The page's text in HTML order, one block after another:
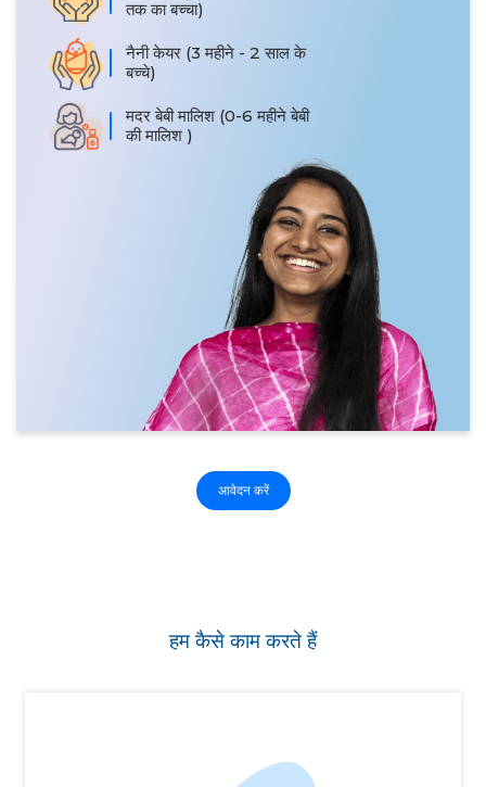
तक का बच्चा)
नैनी केयर (3 महीने - 2 साल के
बच्चे)
मदर बेबी मालिश (0-6 महीने बेबी
की मालिश )
आवेदन करें
हम कैसे काम करते हैं